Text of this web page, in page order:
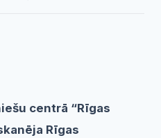
centrā “Rīgas
Rīgas